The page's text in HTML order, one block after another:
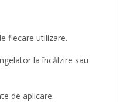
fiecare utilizare.
la încălzire sau
de aplicare.